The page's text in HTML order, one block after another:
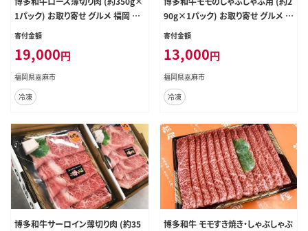
1パック) お取り寄せ グルメ 福岡 お
土産 九州 九州産 福岡県産
寄付金額
19,000円
福岡県嘉麻市
冷凍
90g×1パック) お取り寄せ グルメ 福
岡 お土産 九州 九州産 福岡県産
寄付金額
13,000円
福岡県嘉麻市
冷凍
博多和牛サーロイン薄切り肉 (約35
博多和牛 モモすき焼き・しゃぶしゃぶ